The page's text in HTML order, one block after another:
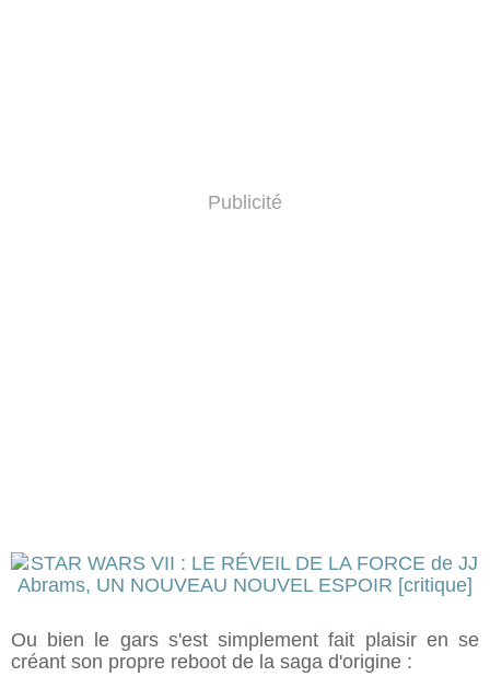
Publicité
Ou bien le gars s'est simplement fait plaisir en se
créant son propre reboot de la saga d'origine :